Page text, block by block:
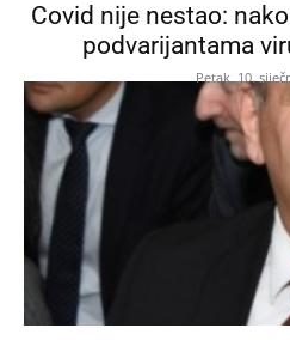
Covid nije nestao:
podvarijantama
Petak, 10.